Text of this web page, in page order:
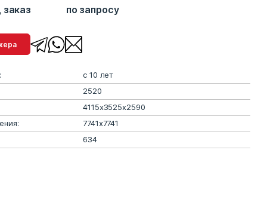
по запросу
с 10 лет
2520
4115x3525x2590
7741х7741
634